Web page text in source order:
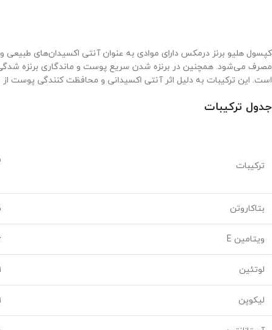
کپسول هلیو برنز درمکس دارای موادی به عنوان آنتی اکسیدان‌های
است. این ترکیبات به دلیل اثر آنتی اکسیدانی و محافظت کنندگی پوست
جدول ترکیبات
ترکیبات
بتاکاروتن
ویتامین E ۶
لوتئین
لیکوپن ۱ میلی گرم